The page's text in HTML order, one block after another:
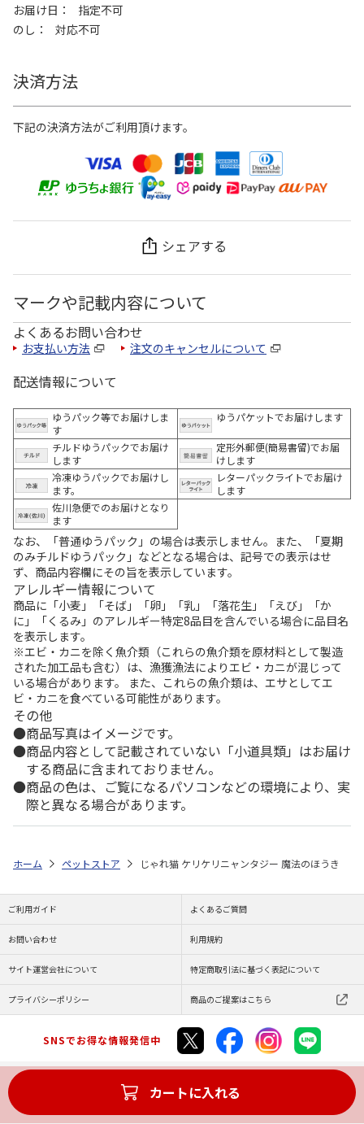
お届け日
指定不可
のし
対応不可
決済方法
下記の決済方法がご利用頂けます。
シェアする
マークや記載内容について
よくあるお問い合わせ
お支払い方法 注文のキャンセルについて
配送情報について
ゆうパック等でお届けしま
す
ゆうパケットでお届けします
チルドゆうパックでお届け
します
定形外郵便(簡易書留)でお届
けします
冷凍ゆうパックでお届けし
ます。
レターパックライトでお届け
します
佐川急便でのお届けとなり
ます
なお、「普通ゆうパック」の場合は表示しません。また、「夏期
のみチルドゆうパック」などとなる場合は、記号での表示はせ
ず、商品内容欄にその旨を表示しています。
アレルギー情報について
商品に「小麦」「そば」「卵」「乳」「落花生」「えび」「か
に」「くるみ」のアレルギー特定8品目を含んでいる場合に品目名
を表示します。
※エビ・カニを除く魚介類（これらの魚介類を原材料として製造
された加工品も含む）は、漁獲漁法によりエビ・カニが混じって
いる場合があります。 また、これらの魚介類は、エサとしてエ
ビ・カニを食べている可能性があります。
その他
商品写真はイメージです。
商品内容として記載されていない「小道具類」はお届け
する商品に含まれておりません。
商品の色は、ご覧になるパソコンなどの環境により、実
際と異なる場合があります。
カートに入れる
ホーム ペットストア じゃれ猫 ケリケリニャンタジー 魔法のほうき
ご利用ガイド よくあるご質問
お問い合わせ 利用規約
サイト運営会社について 特定商取引法に基づく表記について
プライバシーポリシー 商品のご提案はこちら
SNSでお得な情報発信中